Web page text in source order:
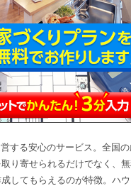
する安心のサービス。全国
り寄せられるだけでなく、
してもらえるのが特徴。ハ